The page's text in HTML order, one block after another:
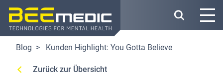
Direkt
zum
Inhalt
Blog
Kunden Highlight: You Gotta Believe
Zurück zur Übersicht